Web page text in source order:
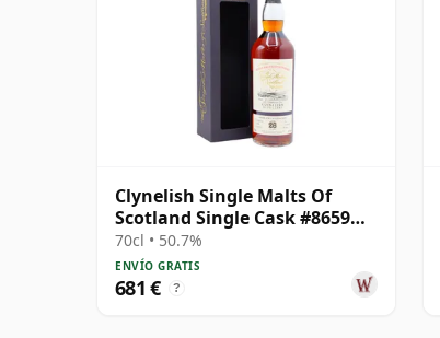
Clynelish Single Malts Of
Scotland Single Cask #8659
1995 26 años
70cl • 50.7%
ENVÍO GRATIS
681 € ?